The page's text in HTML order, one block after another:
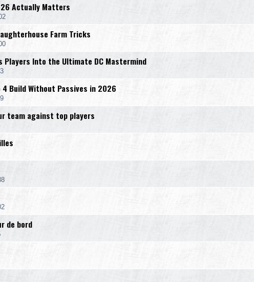
26 Actually Matters
Farm Tricks
Players Into the Ultimate DC Mastermind
4 Build Without Passives in 2026
team against top players
de bord